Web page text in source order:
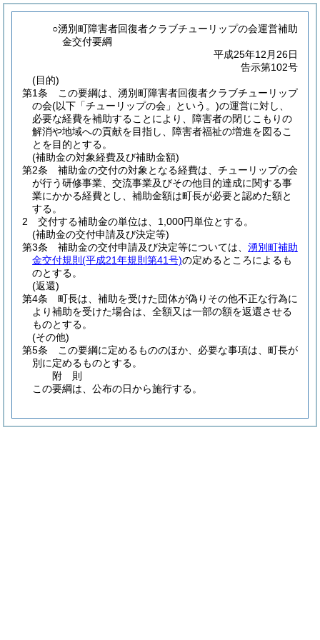
○湧別町障害者回復者クラブチューリップの会運営補助
金交付要綱
平成25年12月26日
告示第102号
(目的)
第1条
この要綱は、湧別町障害者回復者クラブチューリップ
の会(以下「チューリップの会」という。)の運営に対し、
必要な経費を補助することにより、障害者の閉じこもりの
解消や地域への貢献を目指し、障害者福祉の増進を図るこ
とを目的とする。
(補助金の対象経費及び補助金額)
第2条
補助金の交付の対象となる経費は、チューリップの会
が行う研修事業、交流事業及びその他目的達成に関する事
業にかかる経費とし、補助金額は町長が必要と認めた額と
する。
2
交付する補助金の単位は、1,000円単位とする。
(補助金の交付申請及び決定等)
第3条
補助金の交付申請及び決定等については、 湧別町補助
金交付規則 (平成21年規則第41号)の定めるところによるも
のとする。
(返還)
第4条
町長は、補助を受けた団体が偽りその他不正な行為に
より補助を受けた場合は、全額又は一部の額を返還させる
ものとする。
(その他)
第5条
この要綱に定めるもののほか、必要な事項は、町長が
別に定めるものとする。
附 則
この要綱は、公布の日から施行する。